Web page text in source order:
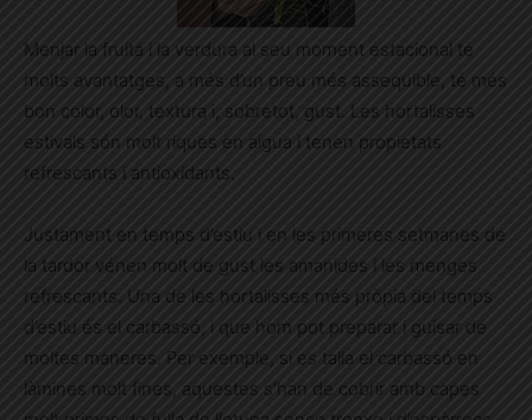
Menjar la fruita i la verdura al seu moment estacional té
molts avantatges, a més d’un preu més assequible, té més
bon color, olor, textura i, sobretot, gust. Les hortalisses
estivals són molt riques en aigua i tenen propietats
refrescants i antioxidants.
Justament en temps d’estiu i en les primeres setmanes de
la tardor vénen molt de gust les amanides i les menges
refrescants. Una de les hortalisses més pròpia del temps
d’estiu és el carbassó, i que hom pot preparar i guisar de
moltes maneres. Per exemple, si es talla el carbassó en
làmines molt fines, aquestes s’han de cobrir amb capes